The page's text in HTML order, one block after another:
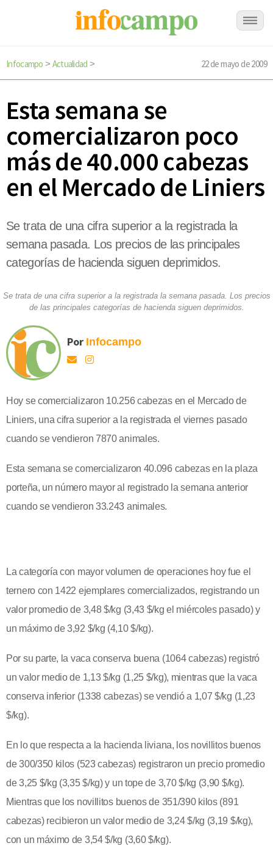
Infocampo > Actualidad > 22 de mayo de 2009
Esta semana se
comercializaron poco
más de 40.000 cabezas
en el Mercado de Liniers
Se trata de una cifra superior a la registrada la
semana pasada. Los precios de las principales
categorías de hacienda siguen deprimidos.
Se trata de una cifra superior a la registrada la semana pasada. Los precios
de las principales categorías de hacienda siguen deprimidos.
Por Infocampo
Hoy se comercializaron 10.256 cabezas en el Mercado de
Liniers, una cifra superior a la registrada el viernes pasado
cuando se vendieron 7870 animales.
Esta semana se comercializaron 40.096 cabezas en la plaza
porteña, un número mayor al registrado la semana anterior
cuando se vendieron 33.243 animales.
La categoría con mayor volumen de operaciones hoy fue el
ternero con 1422 ejemplares comercializados, registrando un
valor promedio de 3,48 $/kg (3,43 $/kg el miércoles pasado) y
un máximo de 3,92 $/kg (4,10 $/kg).
Por su parte, la vaca conserva buena (1064 cabezas) registró
un valor medio de 1,13 $/kg (1,25 $/kg), mientras que la vaca
conserva inferior (1338 cabezas) se vendió a 1,07 $/kg (1,23
$/kg).
En lo que respecta a la hacienda liviana, los novillitos buenos
de 300/350 kilos (523 cabezas) registraron un precio promedio
de 3,25 $/kg (3,35 $/kg) y un tope de 3,70 $/kg (3,90 $/kg).
Mientras que los novillitos buenos de 351/390 kilos (891
cabezas) recibieron un valor medio de 3,24 $/kg (3,19 $/kg),
con un máximo de 3,54 $/kg (3,60 $/kg).